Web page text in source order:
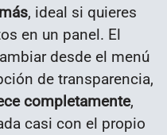
, ideal si quieres
en un panel. El
desde el menú
de transparencia,
completamente,
casi con el propio